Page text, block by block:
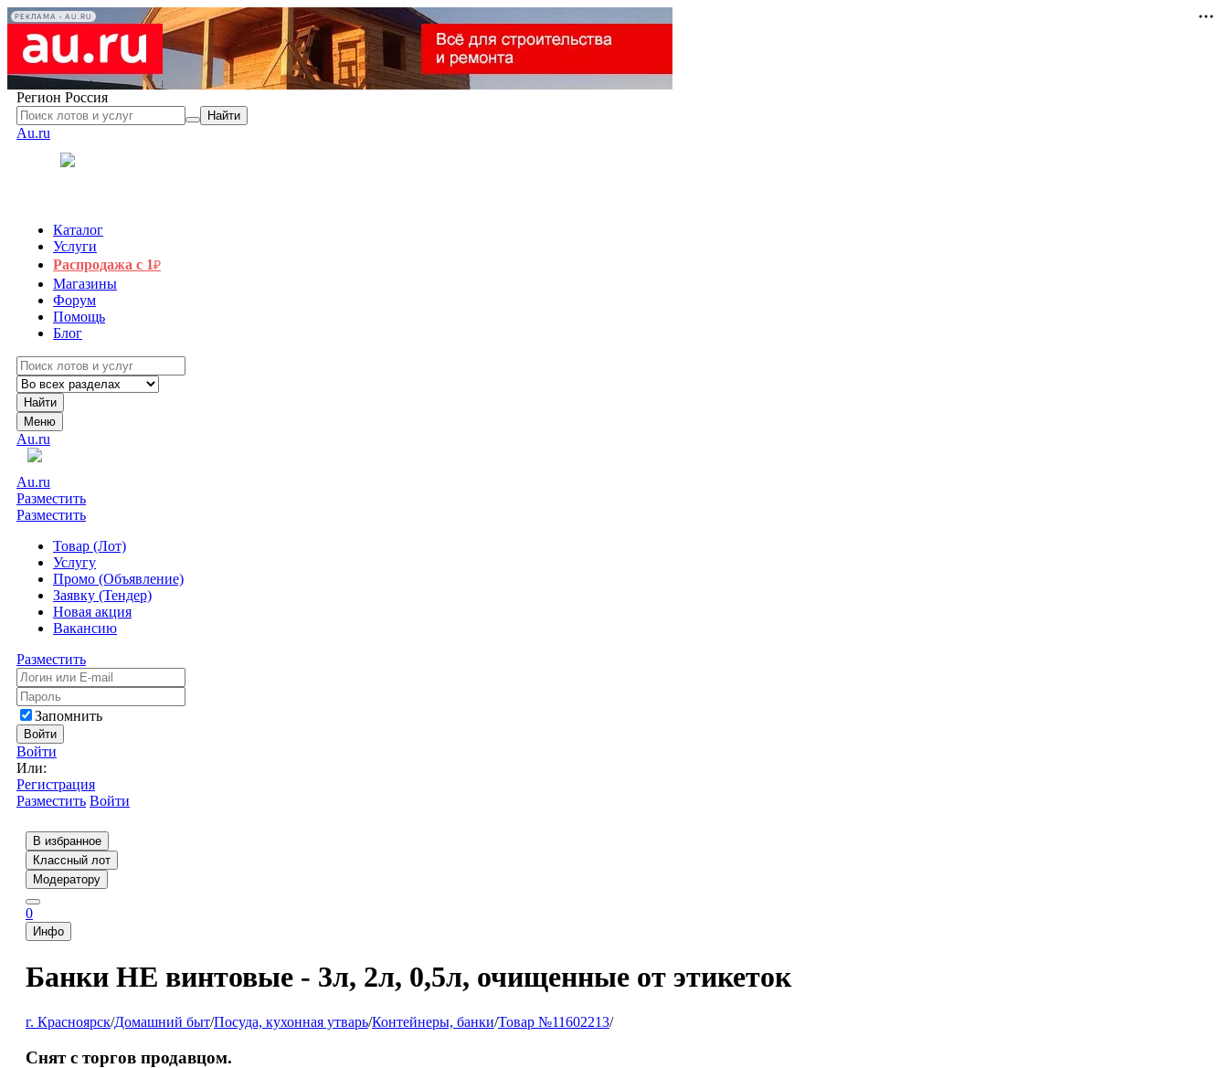
РЕКЛАМА • AU.RU
Регион Россия
Найти
Au.ru
Каталог
Услуги
Распродажа с 1₽
Магазины
Форум
Помощь
Блог
Найти
Меню
Au.ru
Au.ru
Разместить
Разместить
Товар (Лот)
Услугу
Промо (Объявление)
Заявку (Тендер)
Новая акция
Вакансию
Разместить
Запомнить
Войти
Войти
Или:
Регистрация
Разместить Войти
В избранное
Классный лот
Модератору
0
Инфо
Банки НЕ винтовые - 3л, 2л, 0,5л, очищенные от этикеток
г. Красноярск/Домашний быт/Посуда, кухонная утварь/Контейнеры, банки/Товар №11602213/
Снят с торгов продавцом.